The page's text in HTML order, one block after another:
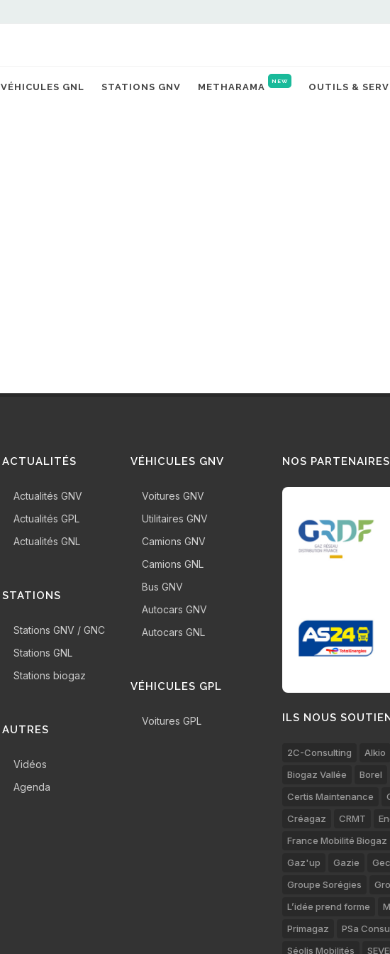
VÉHICULES GNL STATIONS GNV METHARAMA
NEW
OUTILS &
ACTUALITÉS
Actualités GNV
Actualités GPL
Actualités GNL
STATIONS
Stations GNV / GNC
Stations GNL
Stations biogaz
AUTRES
Vidéos
Agenda
VÉHICULES GNV
Voitures GNV
Utilitaires GNV
Camions GNV
Camions GNL
Bus GNV
Autocars GNV
Autocars GNL
VÉHICULES GPL
Voitures GPL
NOS
ILS NOUS
2C-Consulting Alkio
Biogaz Vallée
Borel
Certis Maintenance
Créagaz
CRMT
France Mobilité Biogaz
Gaz'up
Gazie
Groupe Sorégies
L’idée prend forme
Primagaz
PSa
Séolis Mobilités